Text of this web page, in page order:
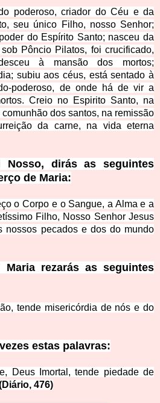
poderoso, criador do Céu e da
seu único Filho, nosso Senhor;
do Espírito Santo; nasceu da
Pôncio Pilatos, foi crucificado,
à mansão dos mortos;
subiu aos céus, está sentado à
poderoso, de onde há de vir a
Creio no Espirito Santo, na
dos santos, na remissão
da carne, na vida eterna
Nosso, dirás as seguintes
de Maria:
o Corpo e o Sangue, a Alma e a
Filho, Nosso Senhor Jesus
nossos pecados e dos do mundo
rezarás as seguintes
tende misericórdia de nós e do
estas palavras:
Deus Imortal, tende piedade de
476)